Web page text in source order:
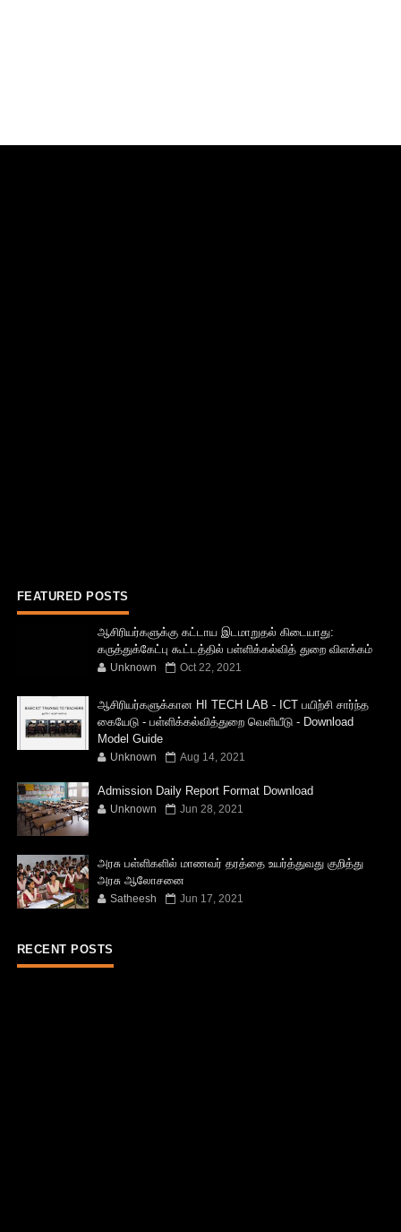
FEATURED POSTS
ஆசிரியர்களுக்கு கட்டாய இடமாறுதல் கிடையாது:
கருத்துக்கேட்பு கூட்டத்தில் பள்ளிக்கல்வித் துறை விளக்கம்
Unknown Oct 22, 2021
ஆசிரியர்களுக்கான HI TECH LAB - ICT பயிற்சி சார்ந்த
கையேடு - பள்ளிக்கல்வித்துறை வெளியீடு - Download
Model Guide
Unknown Aug 14, 2021
Admission Daily Report Format Download
Unknown Jun 28, 2021
அரசு பள்ளிகளில் மாணவர் தரத்தை உயர்த்துவது குறித்து
அரசு ஆலோசனை
Satheesh Jun 17, 2021
RECENT POSTS